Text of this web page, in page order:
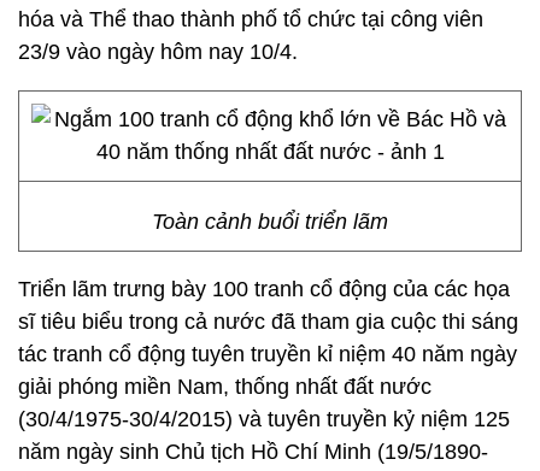
hóa và Thể thao thành phố tổ chức tại công viên
23/9 vào ngày hôm nay 10/4.
Toàn cảnh buổi triển lãm
Triển lãm trưng bày 100 tranh cổ động của các họa
sĩ tiêu biểu trong cả nước đã tham gia cuộc thi sáng
tác tranh cổ động tuyên truyền kỉ niệm 40 năm ngày
giải phóng miền Nam, thống nhất đất nước
(30/4/1975-30/4/2015) và tuyên truyền kỷ niệm 125
năm ngày sinh Chủ tịch Hồ Chí Minh (19/5/1890-